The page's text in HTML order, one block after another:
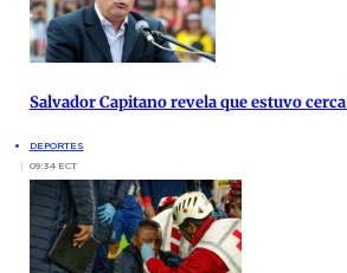
Salvador Capitano revela que estuvo
DEPORTES
09:34 ECT